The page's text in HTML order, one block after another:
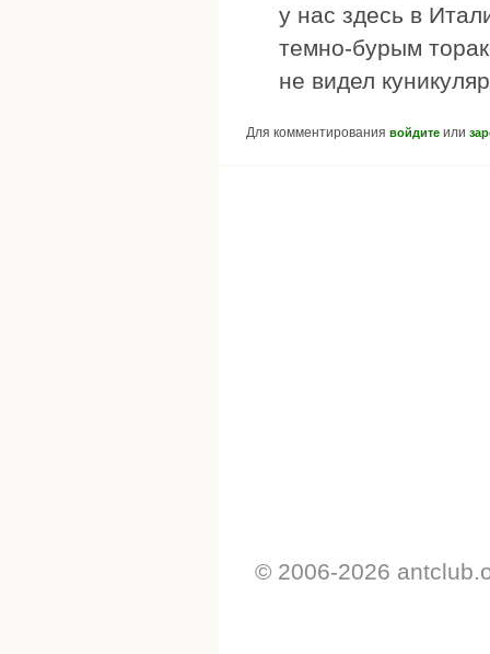
у нас здесь в
темно-бурым
не видел
Для комментирования войдите или
© 2006-2026